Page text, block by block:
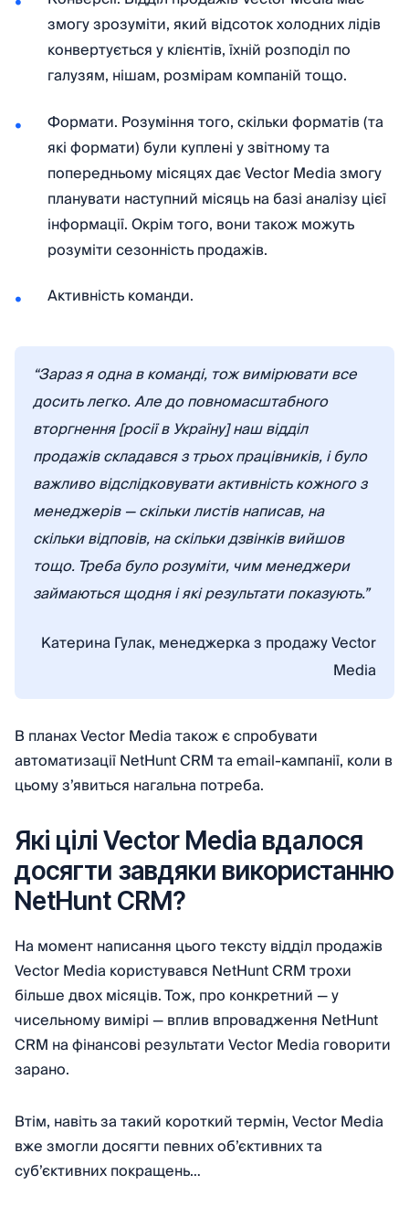
змогу зрозуміти, який відсоток холодних лідів
конвертується у клієнтів, їхній розподіл по
галузям, нішам, розмірам компаній тощо.
Формати. Розуміння того, скільки форматів (та
які формати) були куплені у звітному та
попередньому місяцях дає Vector Media змогу
планувати наступний місяць на базі аналізу цієї
інформації. Окрім того, вони також можуть
розуміти сезонність продажів.
Активність команди.
“Зараз я одна в команді, тож вимірювати все
досить легко. Але до повномасштабного
вторгнення [росії в Україну] наш відділ
продажів складався з трьох працівників, і було
важливо відслідковувати активність кожного з
менеджерів — скільки листів написав, на
скільки відповів, на скільки дзвінків вийшов
тощо. Треба було розуміти, чим менеджери
займаються щодня і які результати показують.”
Катерина Гулак, менеджерка з продажу Vector
Media
В планах Vector Media також є спробувати
автоматизації NetHunt CRM та email-кампанії, коли в
цьому з’явиться нагальна потреба.
Які цілі Vector Media вдалося
досягти завдяки використанню
NetHunt CRM?
На момент написання цього тексту відділ продажів
Vector Media користувався NetHunt CRM трохи
більше двох місяців. Тож, про конкретний — у
чисельному вимірі — вплив впровадження NetHunt
CRM на фінансові результати Vector Media говорити
зарано.
Втім, навіть за такий короткий термін, Vector Media
вже змогли досягти певних об’єктивних та
суб’єктивних покращень…